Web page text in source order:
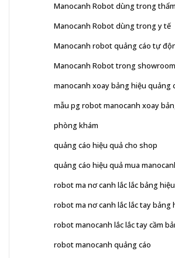
Manocanh Robot dùng trong
Manocanh Robot dùng trong y tế
Manocanh robot quảng cáo tự
Manocanh Robot trong
manocanh xoay bảng hiệu quảng
mẫu pg robot manocanh xoay
phòng khám
quảng cáo hiệu quả cho shop
quảng cáo hiệu quả mua
robot ma nơ canh lắc lắc bảng hiệu
robot ma nơ canh lắc lắc tay bảng
robot manocanh lắc lắc tay cầm
robot manocanh quảng cáo